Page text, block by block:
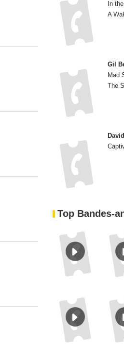
In
A
Gil
Mad
The
Top Bandes-
L'Odyssée Bande-annonce VO STFR